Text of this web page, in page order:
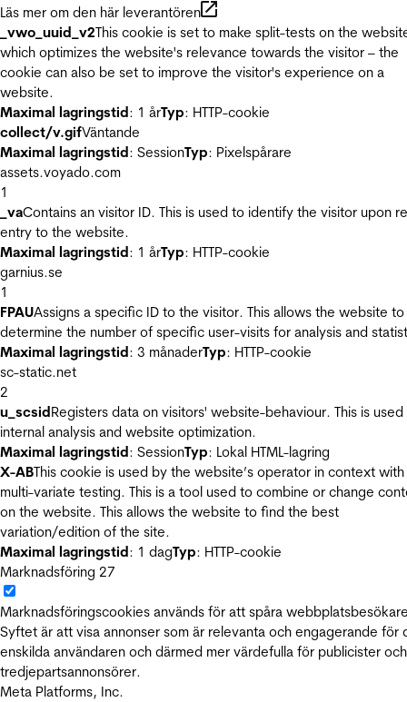
Läs mer om den här leverantören
_vwo_uuid_v2This cookie is set to make split-tests on the
which optimizes the website's relevance towards the visitor – the
cookie can also be set to improve the visitor's experience on a
website.
Maximal lagringstid: 1 årTyp: HTTP-cookie
collect/v.gifVäntande
Maximal lagringstid: SessionTyp: Pixelspårare
assets.voyado.com
1
_vaContains an visitor ID. This is used to identify the visitor upon
entry to the website.
Maximal lagringstid: 1 årTyp: HTTP-cookie
garnius.se
1
FPAUAssigns a specific ID to the visitor. This allows the website to
determine the number of specific user-visits for analysis and
Maximal lagringstid: 3 månaderTyp: HTTP-cookie
sc-static.net
2
u_scsidRegisters data on visitors' website-behaviour. This is
internal analysis and website optimization.
Maximal lagringstid: SessionTyp: Lokal HTML-lagring
X-ABThis cookie is used by the website’s operator in context with
multi-variate testing. This is a tool used to combine or change
on the website. This allows the website to find the best
variation/edition of the site.
Maximal lagringstid: 1 dagTyp: HTTP-cookie
Marknadsföring 27
Marknadsföringscookies används för att spåra
Syftet är att visa annonser som är relevanta och engagerande för
enskilda användaren och därmed mer värdefulla för publicister och
tredjepartsannonsörer.
Meta Platforms, Inc.